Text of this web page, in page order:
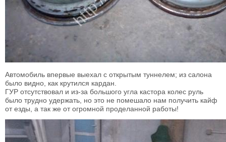
Автомобиль впервые выехал с открытым туннелем; из салона
было видно, как крутился кардан.
ГУР отсутствовал и из-за большого угла кастора колес руль
было трудно удержать, но это не помешало нам получить кайф
от езды, а так же от огромной проделанной работы!